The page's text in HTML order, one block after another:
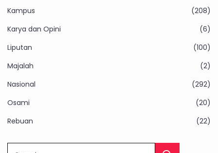
Kampus
(208)
Karya dan Opini
(6)
Liputan
(100)
Majalah
(2)
Nasional
(292)
Osami
(20)
Rebuan
(22)